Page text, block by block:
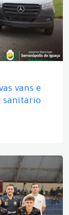
vans e
sanitário